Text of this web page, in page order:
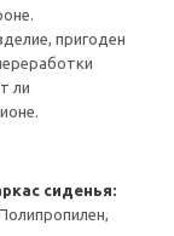
пригоден
ли
сиденья: